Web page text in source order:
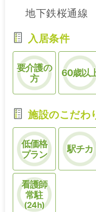
地下鉄桜通
入居条件
要介護の
方
60歳以
施設のこだわ
低価格
プラン
駅チカ
看護師
常駐
(24h)